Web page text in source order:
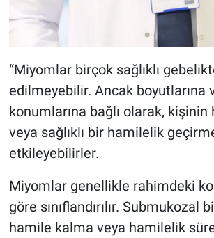
“Miyomlar birçok sağlıklı
edilmeyebilir. Ancak boyutlarına
konumlarına bağlı olarak,
veya sağlıklı bir hamilelik
etkileyebilirler.
Miyomlar genellikle rahimdeki
göre sınıflandırılır. Submukozal
hamile kalma veya hamilelik